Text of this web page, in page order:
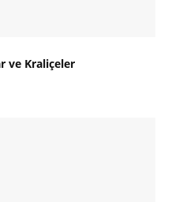
ve Kraliçeler